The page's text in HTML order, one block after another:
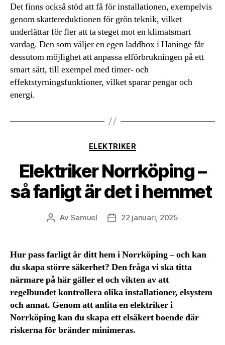
Det finns också stöd att få för installationen, exempelvis
genom skattereduktionen för grön teknik, vilket
underlättar för fler att ta steget mot en klimatsmart
vardag. Den som väljer en egen laddbox i Haninge får
dessutom möjlighet att anpassa elförbrukningen på ett
smart sätt, till exempel med timer- och
effektstyrningsfunktioner, vilket sparar pengar och
energi.
Kategorier
ELEKTRIKER
Elektriker Norrköping –
så farligt är det i hemmet
Inläggsförfattare
AvSamuel Inläggsdatum
22 januari, 2025
Hur pass farligt är ditt hem i Norrköping – och kan
du skapa större säkerhet? Den fråga vi ska titta
närmare på här gäller el och vikten av att
regelbundet kontrollera olika installationer, elsystem
och annat. Genom att anlita en elektriker i
Norrköping kan du skapa ett elsäkert boende där
riskerna för bränder minimeras.